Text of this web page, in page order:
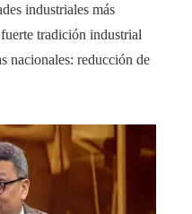
industriales más
tradición industrial
nacionales: reducción de